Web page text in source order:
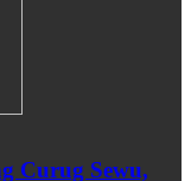
Curug Sewu,